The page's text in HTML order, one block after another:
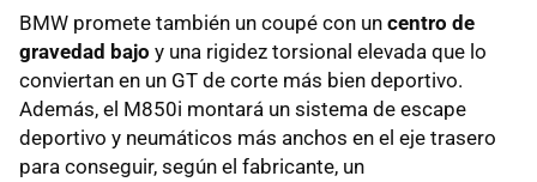
BMW promete también un coupé con un centro de
gravedad bajo y una rigidez torsional elevada que lo
conviertan en un GT de corte más bien deportivo.
Además, el M850i montará un sistema de escape
deportivo y neumáticos más anchos en el eje trasero
para conseguir, según el fabricante, un